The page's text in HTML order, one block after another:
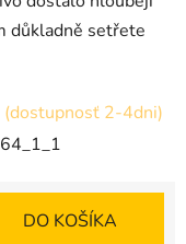
důkladně setřete
(dostupnosť 2-4dni)
DO KOŠÍKA